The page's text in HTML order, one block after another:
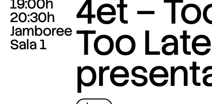
19:00h
20:30h
Jamboree
Sala 1
4et –
Too